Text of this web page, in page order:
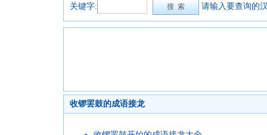
关键字: 请输入要查询的
收锣罢鼓的成语接龙